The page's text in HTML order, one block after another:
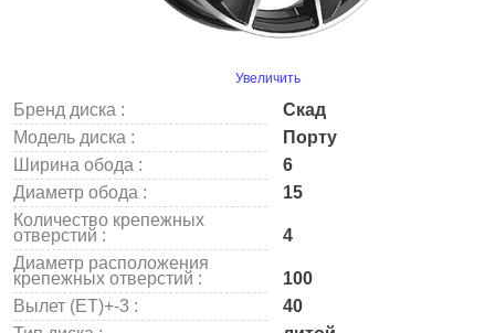
Увеличить
Бренд диска :
Скад
Модель диска :
Порту
Ширина обода :
6
Диаметр обода :
15
Количество крепежных
отверстий :
4
Диаметр расположения
крепежных отверстий :
100
Вылет (ET)+-3 :
40